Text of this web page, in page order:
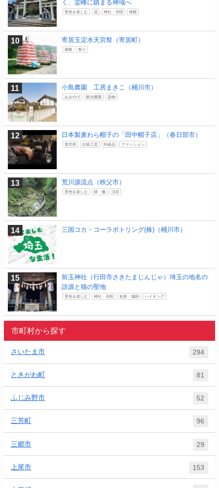
く、霊峰に鎮まる神域へ
景色を楽しむ 花 神社・寺院 体験
寄居玉淀水天宮祭（寄居町）
体験 祭り
小島農園 工房まきこ（桶川市）
おみやげ 観光農園 染物
日本製麦わら帽子の「田中帽子店」（春日部市）
直売所 伝統工芸 特産品 ファッション
荒川源流点（秩父市）
景色を楽しむ 碑・像 渓谷
三国コカ・コーラボトリング(株)（桶川市）
前玉神社（行田市さきたまじんじゃ）埼玉の地名の
語源と猫の聖地
景色を楽しむ 神社・寺院 史跡・城跡 ハイキング
市町村から探す
さいたま市 294
ときがわ町 81
ふじみ野市 52
三芳町 96
三郷市 29
上尾市 153